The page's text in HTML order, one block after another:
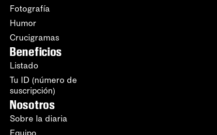
Fotografía
Humor
Crucigramas
Beneficios
Listado
Tu ID (número de
suscripción)
Nosotros
Sobre la diaria